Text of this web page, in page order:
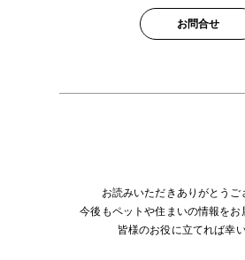
お問合せ
お読みいただきありがとうご
今後もペットや住まいの情報をお
皆様のお役に立てれば幸い